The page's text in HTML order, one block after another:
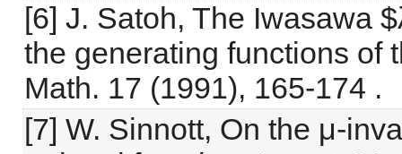
[6] J. Satoh, The Iwasawa
the generating functions of
Math. 17 (1991), 165-174 .
[7] W. Sinnott, On the μ-